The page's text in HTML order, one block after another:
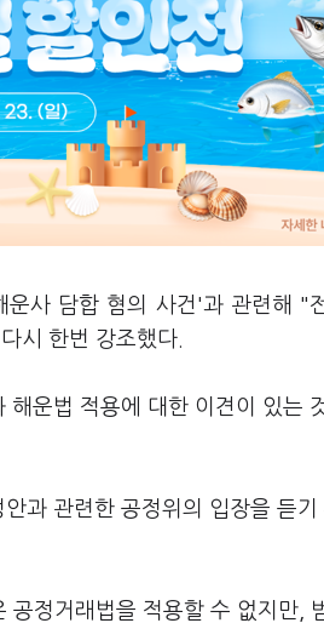
사 담합 혐의 사건'과 관련해 "
시 한번 강조했다.
운법 적용에 대한 이견이 있는
과 관련한 공정위의 입장을 듣기
정거래법을 적용할 수 없지만,